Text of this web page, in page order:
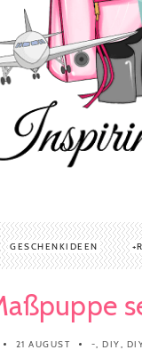
GESCHENKIDEEN
21 AUGUST -, DIY,